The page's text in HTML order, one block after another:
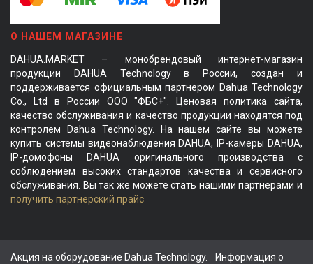
О НАШЕМ МАГАЗИНЕ
DAHUA.MARKET – монобрендовый интернет-магазин
продукции DAHUA Technology в России, создан и
поддерживается официальным партнером Dahua Technology
Co., Ltd в России ООО "ФБС+". Ценовая политика сайта,
качество обслуживания и качество продукции находятся под
контролем Dahua Technology. На нашем сайте вы можете
купить системы видеонаблюдения DAHUA, IP-камеры DAHUA,
IP-домофоны DAHUA оригинального производства с
соблюдением высоких стандартов качества и сервисного
обслуживания. Вы так же можете стать нашими партнерами и
получить партнерский прайс
Акция на оборудование Dahua Technology. Информация о